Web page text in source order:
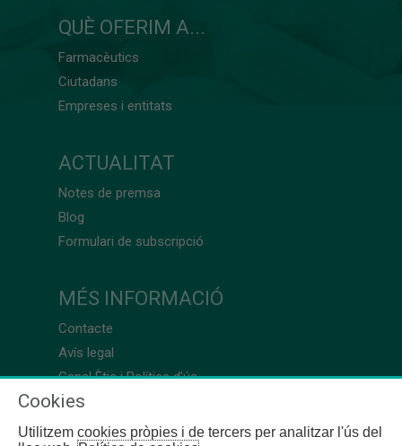
QUÈ OFERIM A...
Farmacèutics
Ciutadans
Empreses i entitats
ACTUALITAT
Notes de premsa
Blog
Formulari de subscripció
MÉS INFORMACIÓ
Contacte
Avís legal
Canal Ètic i Política d’ús
Cookies
Utilitzem cookies pròpies i de tercers per analitzar l'ús del